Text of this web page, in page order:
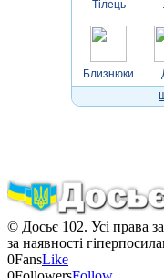
Тілець
Близнюки
© Досьє 102. Усі права
за наявності
0FansLike